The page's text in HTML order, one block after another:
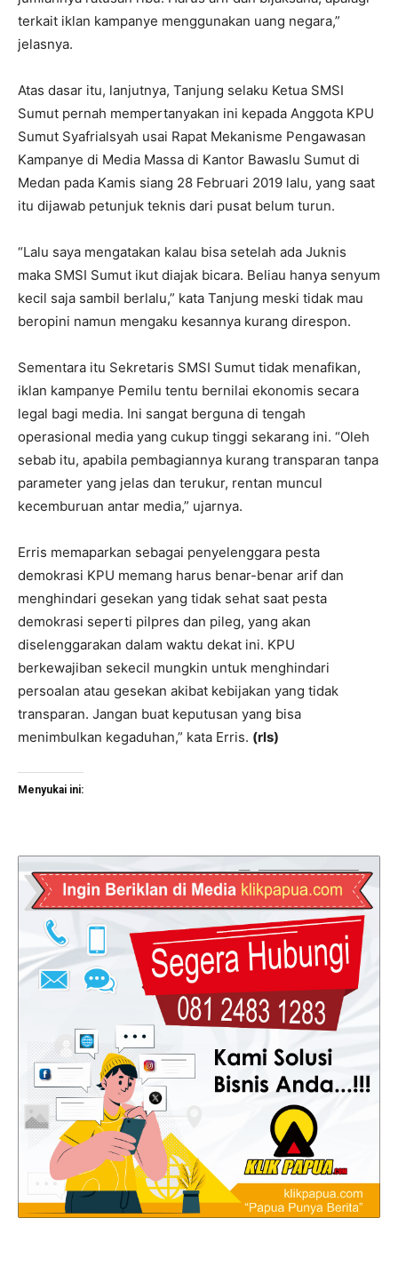
terkait iklan kampanye menggunakan uang negara,”
jelasnya.
Atas dasar itu, lanjutnya, Tanjung selaku Ketua SMSI
Sumut pernah mempertanyakan ini kepada Anggota KPU
Sumut Syafrialsyah usai Rapat Mekanisme Pengawasan
Kampanye di Media Massa di Kantor Bawaslu Sumut di
Medan pada Kamis siang 28 Februari 2019 lalu, yang saat
itu dijawab petunjuk teknis dari pusat belum turun.
“Lalu saya mengatakan kalau bisa setelah ada Juknis
maka SMSI Sumut ikut diajak bicara. Beliau hanya senyum
kecil saja sambil berlalu,” kata Tanjung meski tidak mau
beropini namun mengaku kesannya kurang direspon.
Sementara itu Sekretaris SMSI Sumut tidak menafikan,
iklan kampanye Pemilu tentu bernilai ekonomis secara
legal bagi media. Ini sangat berguna di tengah
operasional media yang cukup tinggi sekarang ini. “Oleh
sebab itu, apabila pembagiannya kurang transparan tanpa
parameter yang jelas dan terukur, rentan muncul
kecemburuan antar media,” ujarnya.
Erris memaparkan sebagai penyelenggara pesta
demokrasi KPU memang harus benar-benar arif dan
menghindari gesekan yang tidak sehat saat pesta
demokrasi seperti pilpres dan pileg, yang akan
diselenggarakan dalam waktu dekat ini. KPU
berkewajiban sekecil mungkin untuk menghindari
persoalan atau gesekan akibat kebijakan yang tidak
transparan. Jangan buat keputusan yang bisa
menimbulkan kegaduhan,” kata Erris. (rls)
Menyukai ini: